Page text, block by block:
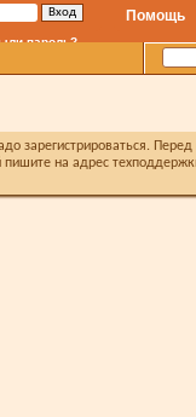
Помощь
пароль?
зарегистрироваться. Перед
на адрес